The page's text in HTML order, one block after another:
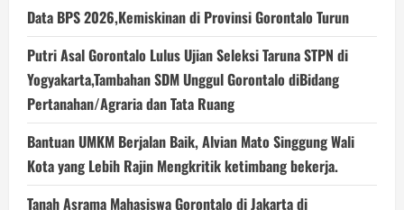
Data BPS 2026,Kemiskinan di Provinsi Gorontalo Turun
Putri Asal Gorontalo Lulus Ujian Seleksi Taruna STPN di
Yogyakarta,Tambahan SDM Unggul Gorontalo diBidang
Pertanahan/Agraria dan Tata Ruang
Bantuan UMKM Berjalan Baik, Alvian Mato Singgung Wali
Kota yang Lebih Rajin Mengkritik ketimbang bekerja.
Tanah Asrama Mahasiswa Gorontalo di Jakarta di